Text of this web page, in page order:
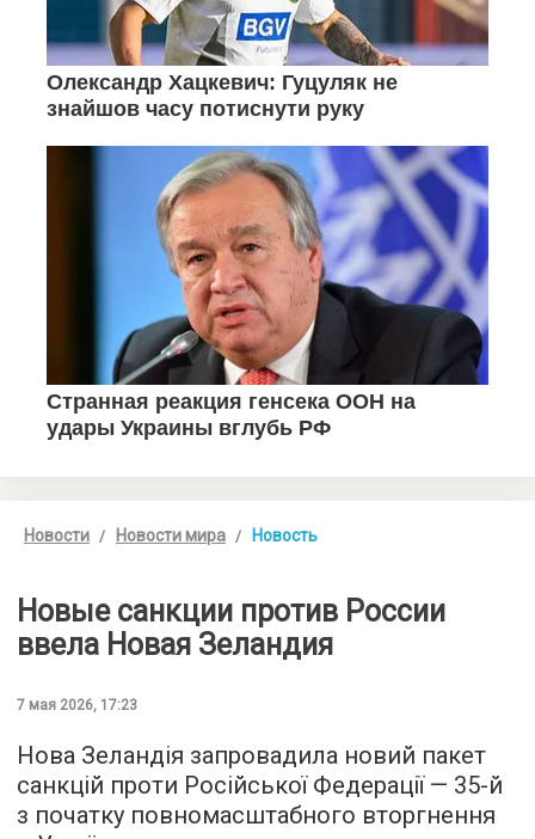
Новости Новости мира Новость
Новые санкции против России
ввела Новая Зеландия
7 мая 2026, 17:23
Нова Зеландія запровадила новий пакет
санкцій проти Російської Федерації — 35-й
з початку повномасштабного вторгнення